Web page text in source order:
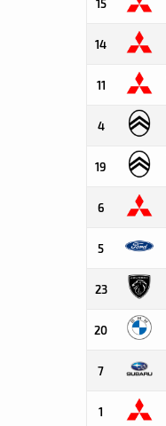
15
14
11
4
19
6
5
23
20
7
1